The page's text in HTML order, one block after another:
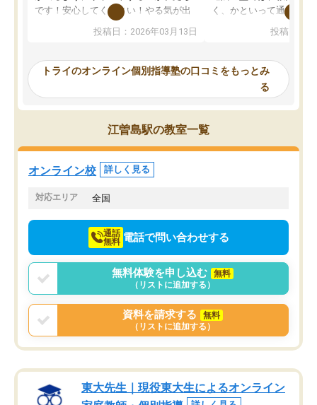
です！安心してください！やる気が出
ないのは私たち講師の責任です」と言
ってくださり、確かに！と考えて、思
ったんですが、学生の先生から学ぶこ
み、徐々に成績が上がったらいいなと
思っていました。何が今足りないのか
を的確に指導いただき、子どももびっ
くりするほど楽しんでやる気を持って
塾を受けています。狙い通り、少しず
つ成績も上がり、苦手意識も無くなっ
てきたので、さらに苦手な数学も追加
でお願いしました。来年の高校受験に
投稿日：2026年03月13日
く、かといって通うには
可能なので本当に助か
らないところをピンポイ
頂いて、とてもわかり
していました。一生を
スト、多少お金がかかっ
投稿日：
トライのオンライン個別指導塾の口コミをもっとみ
る
江曽島駅の教室一覧
オンライン校 詳しく見る
対応エリア 全国
通話
無料 電話で問い合わせする
無料体験を申し込む
無料
（リストに追加する）
資料を請求する
無料
（リストに追加する）
東大先生｜現役東大生によるオンライン